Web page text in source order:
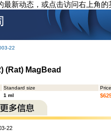
新动态，或点击访问右上角的
22
(Rat) MagBead
Standard size Price
1 ml
22